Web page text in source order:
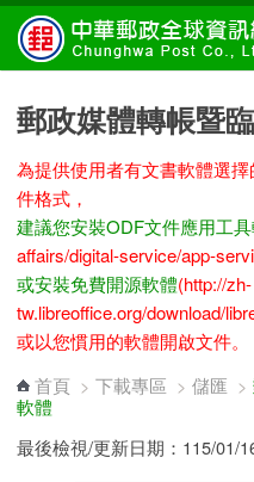
跳到主要內容區塊
郵政媒體轉帳暨
為提供使用者有文書軟體選
件格式，
建議您安裝ODF文件應用工
affairs/digital-service/app-
或安裝免費開源軟體(http://zh-
tw.libreoffice.org/download/
或以您慣用的軟體開啟文件。
首頁 >下載專區 >儲匯 >
軟體
最後檢視/更新日期：115/01/